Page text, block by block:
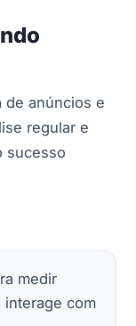
de anúncios e
regular e
sucesso
medir
com